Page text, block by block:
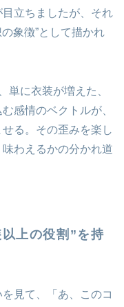
立ちましたが、それ
象徴”として描かれ
単に衣装が増えた、
感情のベクトルが、
る。その歪みを楽し
わえるかの分かれ道
上の役割”を持
見て、「あ、このコ